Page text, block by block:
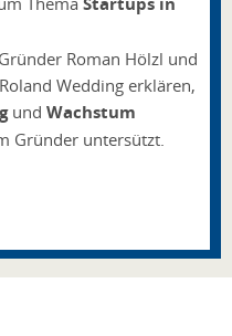
Roman Hölzl und
Wedding erklären,
und Wachstum
Gründer untersützt.